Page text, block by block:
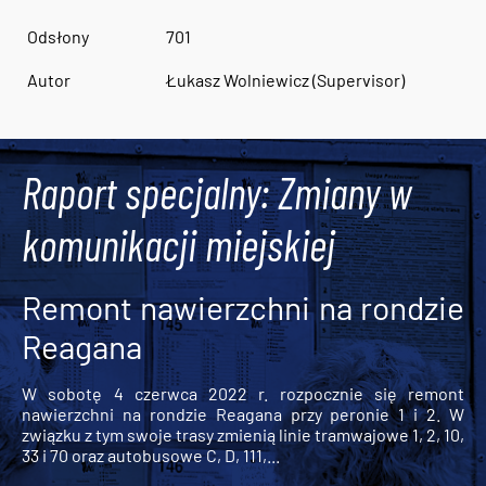
Odsłony 701
Autor Łukasz Wolniewicz (Supervisor)
Raport specjalny: Zmiany w
komunikacji miejskiej
Remont nawierzchni na rondzie
Reagana
W sobotę 4 czerwca 2022 r. rozpocznie się remont
nawierzchni na rondzie Reagana przy peronie 1 i 2. W
związku z tym swoje trasy zmienią linie tramwajowe 1, 2, 10,
33 i 70 oraz autobusowe C, D, 111,...